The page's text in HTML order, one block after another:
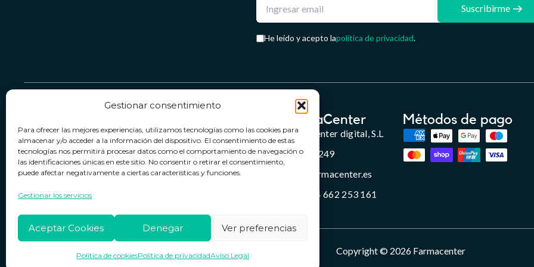
Gestionar consentimiento
Para ofrecer las mejores experiencias, utilizamos tecnologías como las cookies para
almacenar y/o acceder a la información del dispositivo. El consentimiento de estas
tecnologías nos permitirá procesar datos como el comportamiento de navegación o
las identificaciones únicas en este sitio. No consentir o retirar el consentimiento,
puede afectar negativamente a ciertas características y funciones.
Gestionar los servicios
Aceptar Cookies Denegar Ver preferencias
Política de cookiesPolítica de privacidadAviso Legal
Suscribirme
He leído y acepto lapolítica de privacidad.
Contacto
Política de devoluciones
Horario de atención
Lun. a Vie.: 09:00h - 18:00h
Términos y condiciones
Política de privacidad
Política de cookies
FarmaCenter
Farmacenter digital, S.L
B24836249
info@farmacenter.es
Telf. +34 662 253 161
Métodos de pago
Copyright © 2026 Farmacenter